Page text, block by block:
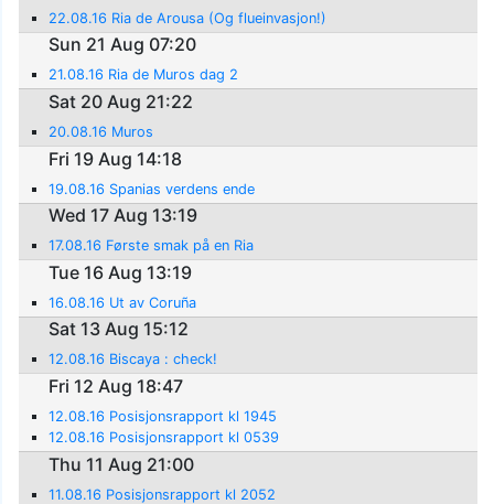
22.08.16 Ria de Arousa (Og flueinvasjon!)
Sun 21 Aug 07:20
21.08.16 Ria de Muros dag 2
Sat 20 Aug 21:22
20.08.16 Muros
Fri 19 Aug 14:18
19.08.16 Spanias verdens ende
Wed 17 Aug 13:19
17.08.16 Første smak på en Ria
Tue 16 Aug 13:19
16.08.16 Ut av Coruña
Sat 13 Aug 15:12
12.08.16 Biscaya : check!
Fri 12 Aug 18:47
12.08.16 Posisjonsrapport kl 1945
12.08.16 Posisjonsrapport kl 0539
Thu 11 Aug 21:00
11.08.16 Posisjonsrapport kl 2052